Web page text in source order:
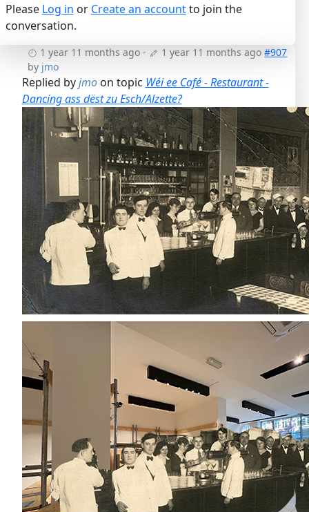
Please Log in or Create an accountto join the
conversation.
1 year 11 months ago - 1 year 11 months ago #907
by jmo
Replied byjmoon topic Wéi ee Café - Restaurant -
Dancing ass dëst zu Esch/Alzette?